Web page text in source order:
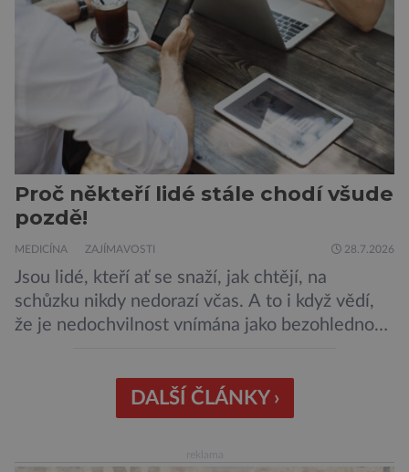
Proč někteří lidé stále chodí všude
pozdě!
MEDICÍNA ZAJÍMAVOSTI 28.7.2026
Jsou lidé, kteří ať se snaží, jak chtějí, na
schůzku nikdy nedorazí včas. A to i když vědí,
že je nedochvilnost vnímána jako bezohlednost
chodí chronicky pozdě, možná úplně nemohou.
Jaké jsou nejčastější příčiny nedochvilnosti? A
DALŠÍ ČLÁNKY ›